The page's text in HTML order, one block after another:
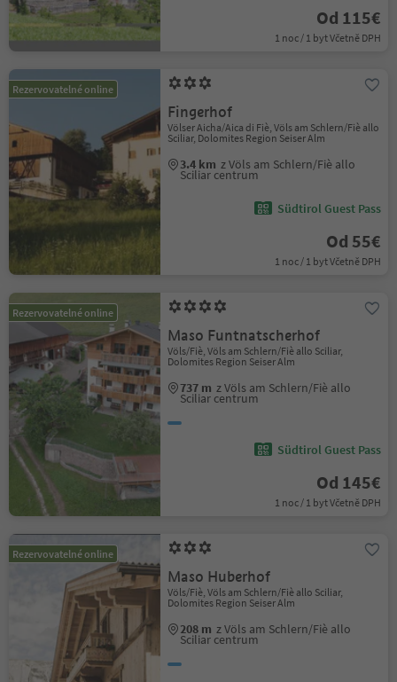
Od 115€
1 noc / 1 byt Včetně DPH
Rezervovatelné online
Fingerhof
Völser Aicha/Aica di Fiè, Völs am Schlern/Fiè allo
Sciliar, Dolomites Region Seiser Alm
3.4 km z Völs am Schlern/Fiè allo
Sciliar centrum
Südtirol Guest Pass
Od 55€
1 noc / 1 byt Včetně DPH
Rezervovatelné online
Maso Funtnatscherhof
Völs/Fiè, Völs am Schlern/Fiè allo Sciliar,
Dolomites Region Seiser Alm
737 m z Völs am Schlern/Fiè allo
Sciliar centrum
Südtirol Guest Pass
Od 145€
1 noc / 1 byt Včetně DPH
Rezervovatelné online
Maso Huberhof
Völs/Fiè, Völs am Schlern/Fiè allo Sciliar,
Dolomites Region Seiser Alm
208 m z Völs am Schlern/Fiè allo
Sciliar centrum